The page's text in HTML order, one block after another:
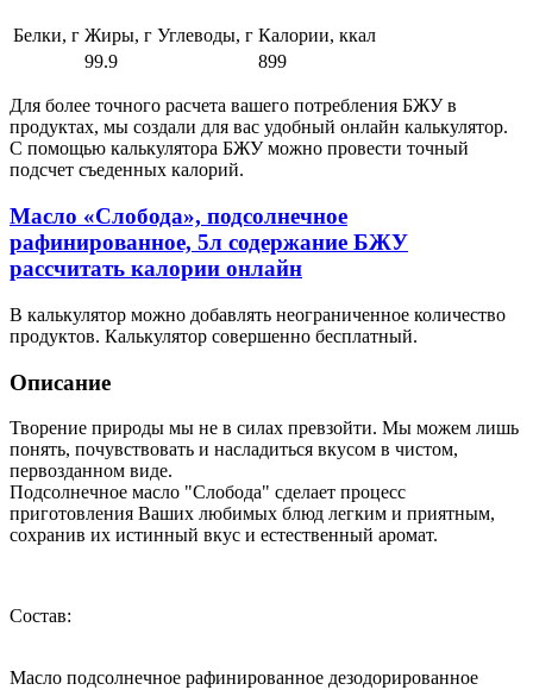
Белки, г Жиры, г Углеводы, г Калории, ккал
99.9
899
Для более точного расчета вашего потребления БЖУ в
продуктах, мы создали для вас удобный онлайн калькулятор.
С помощью калькулятора БЖУ можно провести точный
подсчет съеденных калорий.
Масло «Слобода», подсолнечное
рафинированное, 5л содержание БЖУ
рассчитать калории онлайн
В калькулятор можно добавлять неограниченное количество
продуктов. Калькулятор совершенно бесплатный.
Описание
Творение природы мы не в силах превзойти. Мы можем лишь
понять, почувствовать и насладиться вкусом в чистом,
первозданном виде.
Подсолнечное масло "Слобода" сделает процесс
приготовления Ваших любимых блюд легким и приятным,
сохранив их истинный вкус и естественный аромат.
Состав:
Масло подсолнечное рафинированное дезодорированное